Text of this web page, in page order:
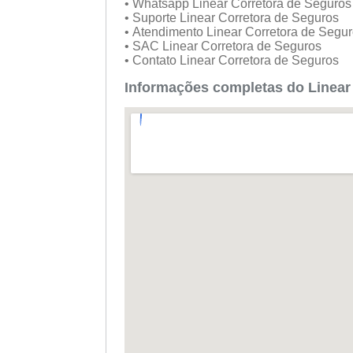
• Whatsapp Linear Corretora de
• Suporte Linear Corretora de Seguros
• Atendimento Linear Corretora de
• SAC Linear Corretora de Seguros
• Contato Linear Corretora de Seguros
Informações completas do